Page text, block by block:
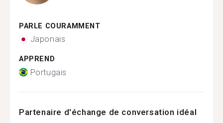
PARLE COURAMMENT
Japonais
APPREND
Portugais
Partenaire d'échange de conversation idéal